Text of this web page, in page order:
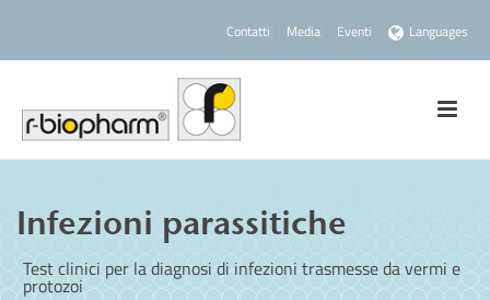
Contatti Media Eventi Languages
Infezioni parassitiche
Test clinici per la diagnosi di infezioni trasmesse da vermi e
protozoi